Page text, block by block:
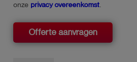
onze privacy overeenkomst.
Offerte aanvragen